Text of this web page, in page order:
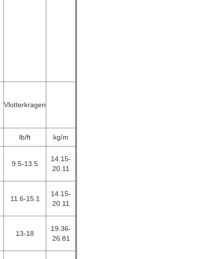
Vlotterkragen
lb/ft kg/m
9.5-13.5
14.15-
20.11
11.6-15.1
14.15-
20.11
13-18
19.36-
26.81